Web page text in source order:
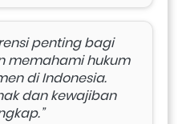
penting bagi
memahami hukum
di Indonesia.
dan kewajiban